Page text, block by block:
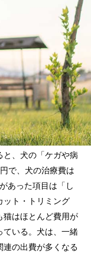
と、犬の「ケガや病
で、犬の治療費は
あった項目は「し
ット・トリミング
猫はほとんど費用が
ている。犬は、一緒
連の出費が多くなる